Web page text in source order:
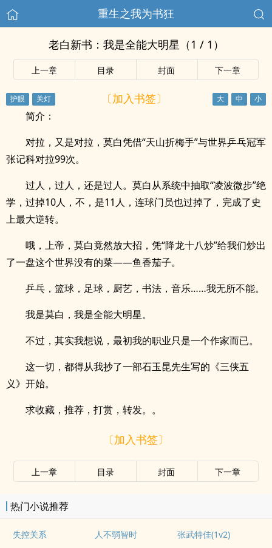
重生之我为书狂
老白新书：我是全能大明星（1 / 1）
上一章 目录 封面 下一章
〔加入书签〕
简介：
对拉，又是对拉，莫白凭借“天山折梅手”与世界乒乓冠军
张记科对拉99次。
过人，过人，还是过人。莫白从系统中抽取“凌波微步”绝
学，过掉10人，不，是11人，连球门员也过掉了，完成了史
上最大逆转。
哦，上帝，莫白竟然放大招，凭“降龙十八炒”给我们炒出
了一盘这个世界没有的菜——鱼香茄子。
乒乓，篮球，足球，厨艺，书法，音乐……我无所不能。
我是莫白，我是全能大明星。
不过，其实我想说，最初我的职业只是一个作家而已。
这一切，都得从我抄了一部石玉昆先生写的《三侠五
义》开始。
求收藏，推荐，打赏，转发。。
〔加入书签〕
上一章 目录 封面 下一章
热门小说推荐
失控关系 人不弱智时
张武特佳(1v2)